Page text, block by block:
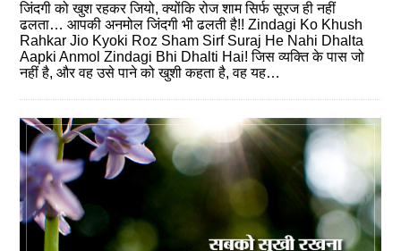
जिंदगी को खुश रहकर जियो, क्‍योंकि रोज शाम सिर्फ सूरज ही नहीं
ढलता… आपकी अनमोल जिंदगी भी ढलती है!! Zindagi Ko Khush
Rahkar Jio Kyoki Roz Sham Sirf Suraj He Nahi Dhalta
Aapki Anmol Zindagi Bhi Dhalti Hai! जिस व्‍यक्ति के पास जो
नहीं है, और वह उसे पाने को खुशी कहता है, वह यह…